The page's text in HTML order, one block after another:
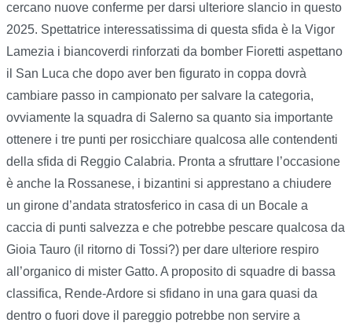
cercano nuove conferme per darsi ulteriore slancio in questo
2025. Spettatrice interessatissima di questa sfida è la Vigor
Lamezia i biancoverdi rinforzati da bomber Fioretti aspettano
il San Luca che dopo aver ben figurato in coppa dovrà
cambiare passo in campionato per salvare la categoria,
ovviamente la squadra di Salerno sa quanto sia importante
ottenere i tre punti per rosicchiare qualcosa alle contendenti
della sfida di Reggio Calabria. Pronta a sfruttare l’occasione
è anche la Rossanese, i bizantini si apprestano a chiudere
un girone d’andata stratosferico in casa di un Bocale a
caccia di punti salvezza e che potrebbe pescare qualcosa da
Gioia Tauro (il ritorno di Tossi?) per dare ulteriore respiro
all’organico di mister Gatto. A proposito di squadre di bassa
classifica, Rende-Ardore si sfidano in una gara quasi da
dentro o fuori dove il pareggio potrebbe non servire a